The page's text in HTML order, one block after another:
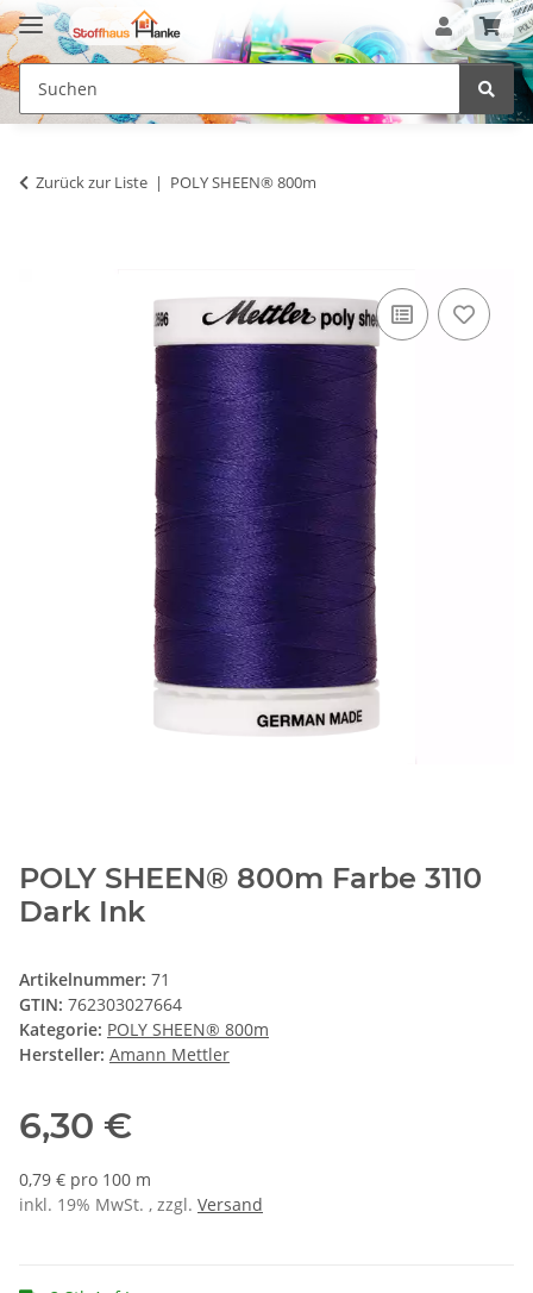
Zurück zur Liste POLY SHEEN® 800m
POLY SHEEN® 800m Farbe 3110
Dark Ink
Artikelnummer: 71
GTIN: 762303027664
Kategorie: POLY SHEEN® 800m
Hersteller: Amann Mettler
6,30 €
0,79 € pro 100 m
inkl. 19% MwSt. , zzgl. Versand